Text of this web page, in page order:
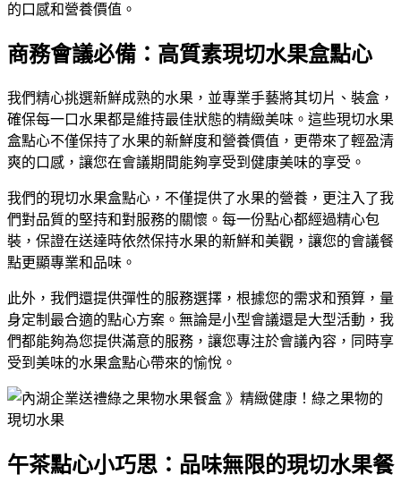
的口感和營養價值。
商務會議必備：高質素現切水果盒點心
我們精心挑選新鮮成熟的水果，並專業手藝將其切片、裝盒，
確保每一口水果都是維持最佳狀態的精緻美味。這些現切水果
盒點心不僅保持了水果的新鮮度和營養價值，更帶來了輕盈清
爽的口感，讓您在會議期間能夠享受到健康美味的享受。
我們的現切水果盒點心，不僅提供了水果的營養，更注入了我
們對品質的堅持和對服務的關懷。每一份點心都經過精心包
裝，保證在送達時依然保持水果的新鮮和美觀，讓您的會議餐
點更顯專業和品味。
此外，我們還提供彈性的服務選擇，根據您的需求和預算，量
身定制最合適的點心方案。無論是小型會議還是大型活動，我
們都能夠為您提供滿意的服務，讓您專注於會議內容，同時享
受到美味的水果盒點心帶來的愉悅。
午茶點心小巧思：品味無限的現切水果餐